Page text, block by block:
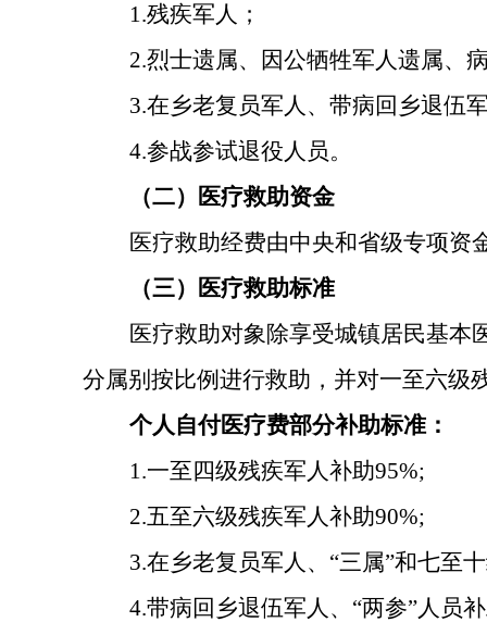
1.残疾军人；
2.烈士遗属、因公牺牲军人遗属、
3.在乡老复员军人、带病回乡退伍
4.参战参试退役人员。
（二）医疗救助资金
医疗救助经费由中央和省级专项资
（三）医疗救助标准
医疗救助对象除享受城镇居民基本
分属别按比例进行救助，并对一至六级
个人自付医疗费部分补助标准：
1.一至四级残疾军人补助95%;
2.五至六级残疾军人补助90%;
3.在乡老复员军人、“三属”和七至
4.带病回乡退伍军人、“两参”人员